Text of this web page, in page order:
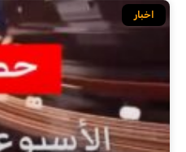
اخبار